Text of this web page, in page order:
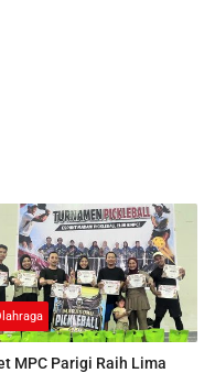
MPC Parigi Raih Lima